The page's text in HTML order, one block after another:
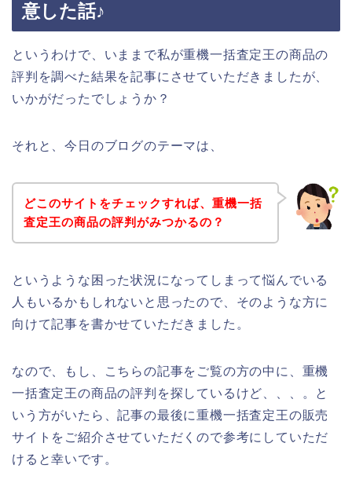
意した話♪
というわけで、いままで私が重機一括査定王の商品の
評判を調べた結果を記事にさせていただきましたが、
いかがだったでしょうか？
それと、今日のブログのテーマは、
どこのサイトをチェックすれば、重機一括
査定王の商品の評判がみつかるの？
というような困った状況になってしまって悩んでいる
人もいるかもしれないと思ったので、そのような方に
向けて記事を書かせていただきました。
なので、もし、こちらの記事をご覧の方の中に、重機
一括査定王の商品の評判を探しているけど、、、。と
いう方がいたら、記事の最後に重機一括査定王の販売
サイトをご紹介させていただくので参考にしていただ
けると幸いです。